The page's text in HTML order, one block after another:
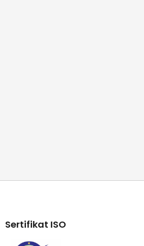
Sertifikat ISO